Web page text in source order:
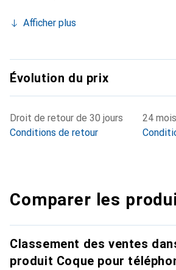
Afficher plus
Évolution du prix
Droit de retour de 30 jours
Conditions de retour
24
Comparer les
Classement des ventes
produit Coque pour